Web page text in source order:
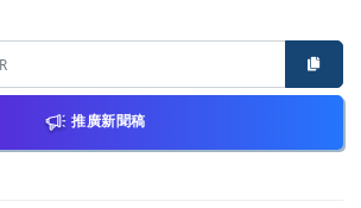
推廣新聞稿